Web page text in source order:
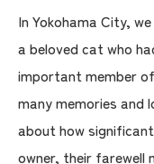
In Yokohama City,
a beloved cat who
important member
many memories and
about how
owner, their farewell